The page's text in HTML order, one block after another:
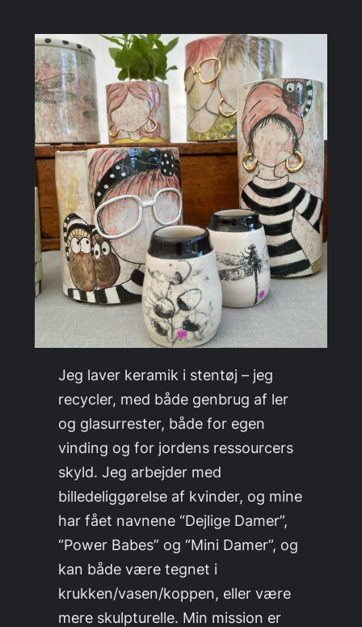
Jeg laver keramik i stentøj – jeg
recycler, med både genbrug af ler
og glasurrester, både for egen
vinding og for jordens ressourcers
skyld. Jeg arbejder med
billedeliggørelse af kvinder, og mine
har fået navnene “Dejlige Damer”,
“Power Babes” og “Mini Damer”, og
kan både være tegnet i
krukken/vasen/koppen, eller være
mere skulpturelle. Min mission er